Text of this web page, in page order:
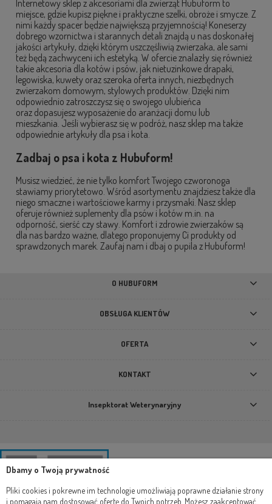
Internetowy sklep z akcesoriami dla zwierząt Hubuform to
miejsce, gdzie kupisz piękne i praktyczne szelki, obroże i smycze. Z
nimi każdy spacer będzie największą przyjemnością! Koneserzy
dobrego wzornictwa i starannych detali znajdą u nas doskonałej
jakości artykuły, dzięki którym uszczęśliwią zwierzaka, ale sami
też będą zachwyceni ich estetyką. W ofercie znalazły się również
takie akcesoria dla kotów i psów, jak nietuzinkowe drapaki,
legowiska, kuwety oraz szeroka oferta innych, niezbędnych
zwierzakom domowym, stylowych produktów. Dzięki nim
odpowiednio zatroszczysz się o swojego ulubieńca
oraz dopasujesz wyposażenie do aranżacji domu lub
mieszkania. Jeśli wybierasz się w podróż, nasz sklep ma także
odpowiednie artykuły dla psa i kota.
Zadbaj o psa i kota z Hubuform!
Musisz wiedzieć, że nie tylko komfort Twojego czworonoga
stawiamy priorytetowo. Wśród asortymentu znajdziesz także dla
niego smaczne i wartościowe karmy i przysmaki. Nasz sklep
oferuje również suplementy dla psów i kotów m.in. na
odporność, sierść czy stawy. Komfort i zdrowie zwierzaków są
dla nas bardzo ważne, dlatego proponujemy Ci produkty od
sprawdzonych marek. Zaufaj nam i dbaj o pupila z Hubuform!
O HUBUFORM
OBSŁUGA KLIENTÓW
OFERTA
KONTAKT
Insepktorat Weterynaryjny
Dbamy o Twoją prywatność
Pliki cookies i pokrewne im technologie umożliwiają poprawne działanie strony
i pomagają nam dostosować ofertę do Twoich potrzeb. Możesz zaakceptować